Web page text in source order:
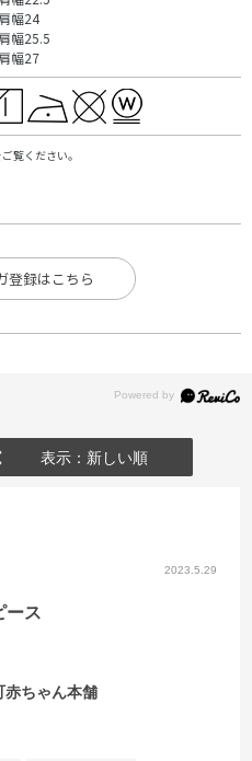
幅24
幅25.5
幅27
覧ください。
登録はこちら
表示：新しい順
2023.5.29
ース
赤ちゃん本舗